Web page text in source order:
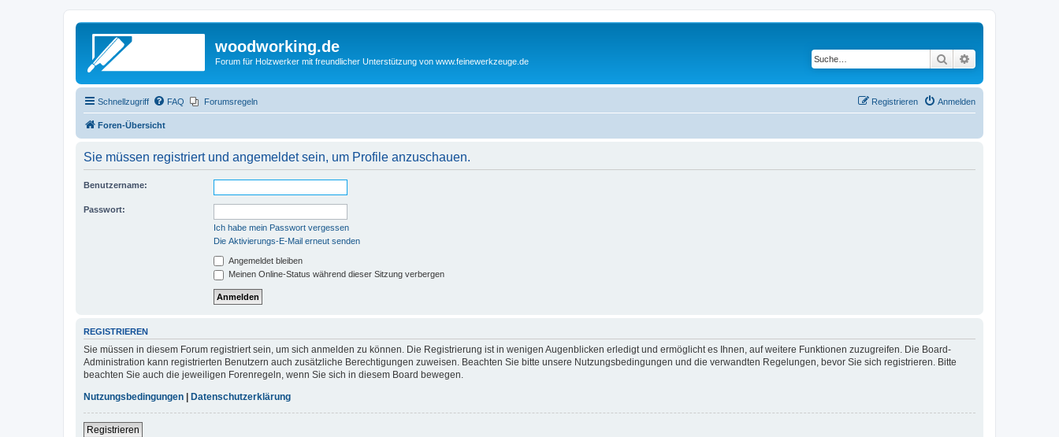
woodworking.de
Forum für Holzwerker mit freundlicher Unterstützung von www.feinewerkzeuge.de Suche
Schnellzugriff FAQ Forumsregeln Anmelden
Registrieren
Foren-Übersicht
Sie müssen registriert und angemeldet sein, um Profile anzuschauen.
Benutzername:
Passwort:
Ich habe mein Passwort vergessen
Die Aktivierungs-E-Mail erneut senden
Angemeldet bleiben
Meinen Online-Status während dieser Sitzung verbergen
REGISTRIEREN
Sie müssen in diesem Forum registriert sein, um sich anmelden zu können. Die Registrierung ist in wenigen Augenblicken erledigt und ermöglicht es Ihnen, auf weitere Funktionen zuzugreifen. Die Board-
Administration kann registrierten Benutzern auch zusätzliche Berechtigungen zuweisen. Beachten Sie bitte unsere Nutzungsbedingungen und die verwandten Regelungen, bevor Sie sich registrieren. Bitte
beachten Sie auch die jeweiligen Forenregeln, wenn Sie sich in diesem Board bewegen.
Nutzungsbedingungen
Datenschutzerklärung
Registrieren